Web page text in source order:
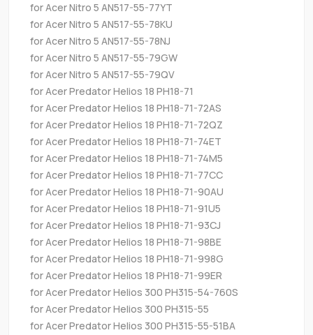
for Acer Nitro 5 AN517-55-77YT
for Acer Nitro 5 AN517-55-78KU
for Acer Nitro 5 AN517-55-78NJ
for Acer Nitro 5 AN517-55-79GW
for Acer Nitro 5 AN517-55-79QV
for Acer Predator Helios 18 PH18-71
for Acer Predator Helios 18 PH18-71-72AS
for Acer Predator Helios 18 PH18-71-72QZ
for Acer Predator Helios 18 PH18-71-74ET
for Acer Predator Helios 18 PH18-71-74M5
for Acer Predator Helios 18 PH18-71-77CC
for Acer Predator Helios 18 PH18-71-90AU
for Acer Predator Helios 18 PH18-71-91U5
for Acer Predator Helios 18 PH18-71-93CJ
for Acer Predator Helios 18 PH18-71-98BE
for Acer Predator Helios 18 PH18-71-998G
for Acer Predator Helios 18 PH18-71-99ER
for Acer Predator Helios 300 PH315-54-760S
for Acer Predator Helios 300 PH315-55
for Acer Predator Helios 300 PH315-55-51BA